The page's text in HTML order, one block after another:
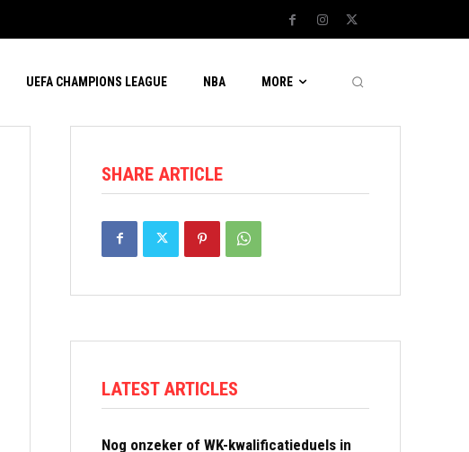
UEFA CHAMPIONS LEAGUE NBA MORE
SHARE ARTICLE
LATEST ARTICLES
Nog onzeker of WK-kwalificatieduels in